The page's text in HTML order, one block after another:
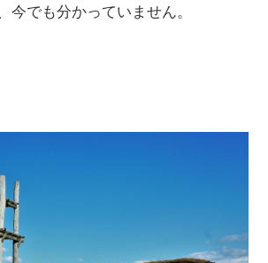
今でも分かっていません。